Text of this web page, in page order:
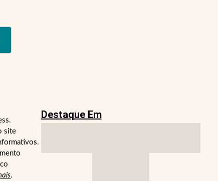
site
.
Destaque Em